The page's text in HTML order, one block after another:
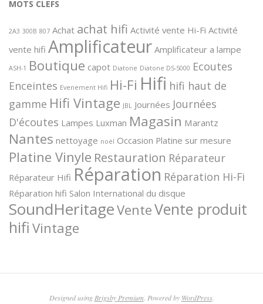
MOTS CLEFS
2A3 300B 807 Achat achat hifi Activité vente Hi-Fi Activité
vente hifi Amplificateur Amplificateur a lampe
ASH-1 Boutique capot Diatone Diatone DS-5000 Ecoutes
Enceintes Evenement Hifi Hi-Fi Hifi hifi haut de
gamme Hifi Vintage JBL Journées Journées
D'écoutes Lampes Luxman Magasin Marantz
Nantes nettoyage noël Occasion Platine sur mesure
Platine Vinyle Restauration Réparateur
Réparateur Hifi Réparation Réparation Hi-Fi
Réparation hifi Salon International du disque
SoundHeritageVenteVente produit
hifi Vintage
Designed using Brigsby Premium . Powered by WordPress.